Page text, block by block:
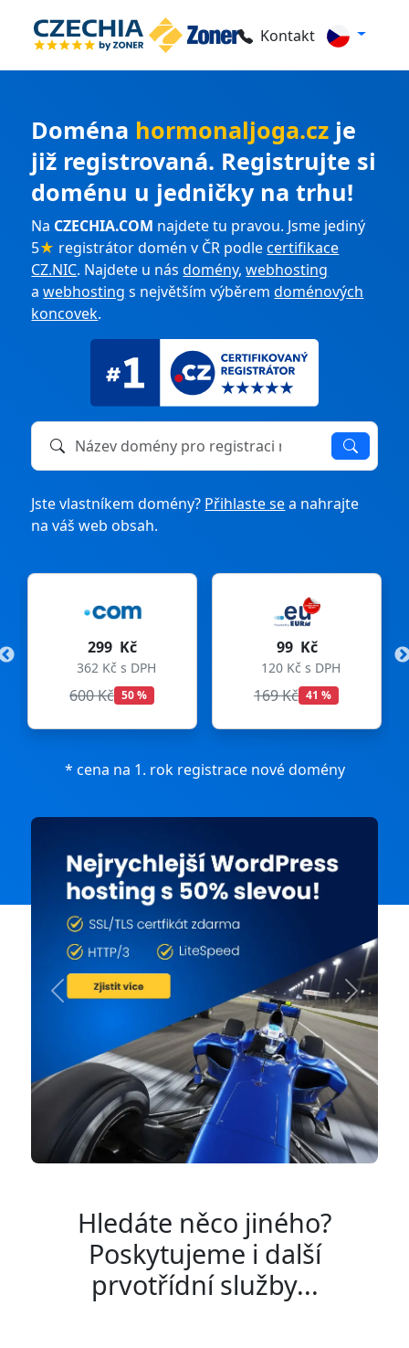
Kontakt
Doména hormonaljoga.cz je
již registrovaná. Registrujte si
doménu u jedničky na trhu!
Na CZECHIA.COM najdete tu pravou. Jsme jediný
5★ registrátor domén v ČR podlecertifikace
CZ.NIC. Najdete u násdomény,webhosting
awebhosting s největším výběremdoménových
koncovek.
Název domény k registraci nebo převodu
Jste vlastníkem domény? Přihlaste sea nahrajte
na váš web obsah.
299 Kč
362 Kč s DPH
600 Kč 50 %
99 Kč
120 Kč s DPH
169 Kč 41 %
* cena na 1. rok registrace nové domény
Previous Next
Hledáte něco jiného?
Poskytujeme i další
prvotřídní služby...